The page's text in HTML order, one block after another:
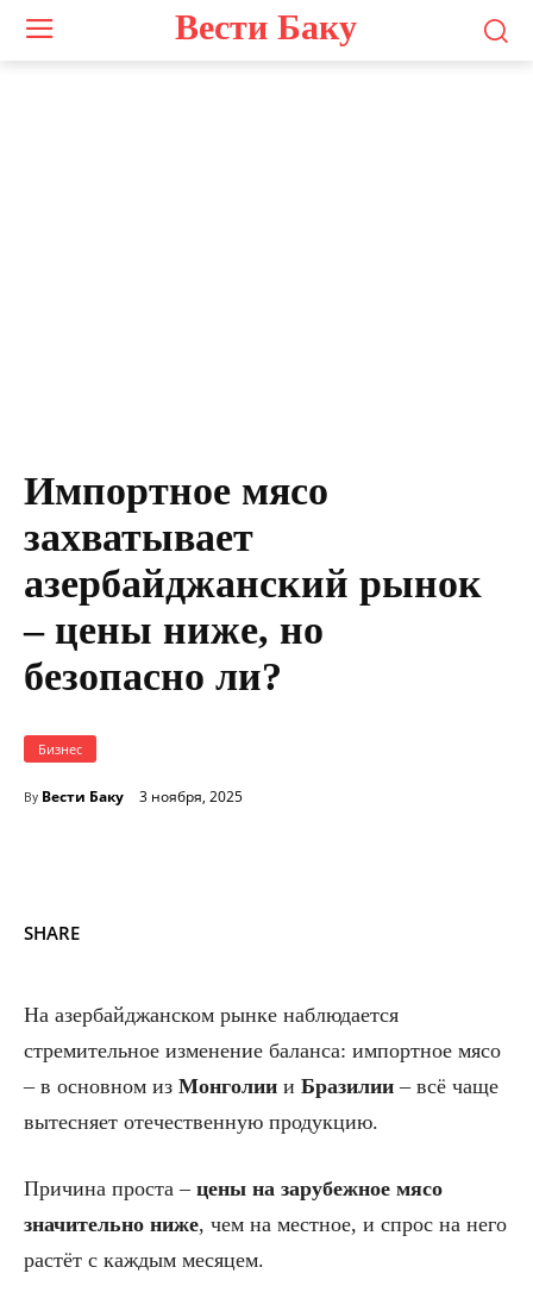
Вести Баку
Импортное мясо
захватывает
азербайджанский рынок
– цены ниже, но
безопасно ли?
Бизнес
By Вести Баку 3 ноября, 2025
SHARE
На азербайджанском рынке наблюдается
стремительное изменение баланса: импортное мясо
– в основном из Монголии и Бразилии – всё чаще
вытесняет отечественную продукцию.
Причина проста – цены на зарубежное мясо
значительно ниже, чем на местное, и спрос на него
растёт с каждым месяцем.